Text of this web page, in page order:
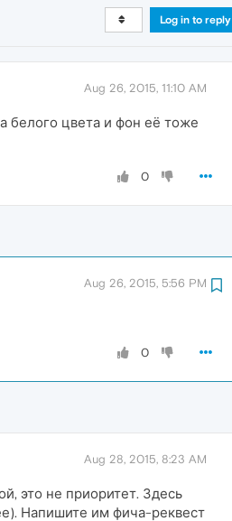
Log in to reply
Aug 26, 2015, 11:10 AM
белого цвета и фон её тоже
0
Aug 26, 2015, 5:56 PM
0
Aug 28, 2015, 8:23 AM
это не приоритет. Здесь
Напишите им фича-реквест